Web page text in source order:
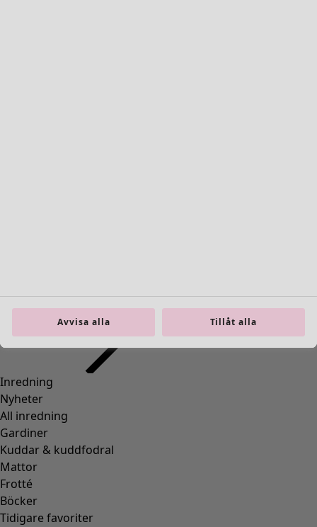
Inredning
Nyheter
All inredning
Gardiner
Kuddar & kuddfodral
Mattor
Frotté
Böcker
Tidigare favoriter
Avvisa alla Tillåt alla